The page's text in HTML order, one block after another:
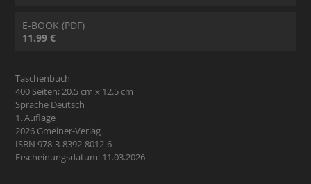
E-BOOK (PDF)
11.99 €
Taschenbuch
400 Seiten; 20.5 cm x 12.5 cm
Sprache Deutsch
1. Auflage
2026 Gmeiner-Verlag
ISBN 978-3-8392-8012-6
Erscheinungsdatum: 11.03.2026